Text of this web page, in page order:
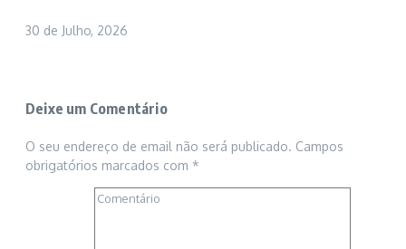
30 de Julho, 2026
Deixe um Comentário
O seu endereço de email não será publicado. Campos
obrigatórios marcados com *